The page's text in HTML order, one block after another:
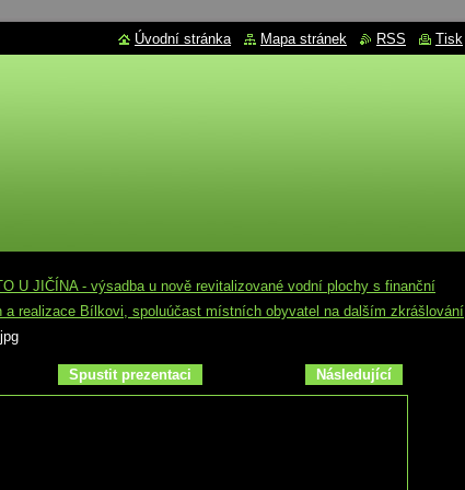
U JIČÍNA - výsadba u nově revitalizované vodní plochy s finanční
a realizace Bílkovi, spoluúčast místních obyvatel na dalším zkrášlování
Spustit prezentaci Následující
Úvodní stránka Mapa stránek RSS Tisk